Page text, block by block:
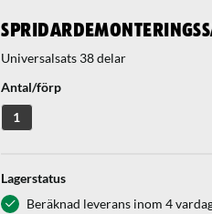
Universalsats 38 delar
Antal/förp
1
Lagerstatus
Beräknad leverans inom 4